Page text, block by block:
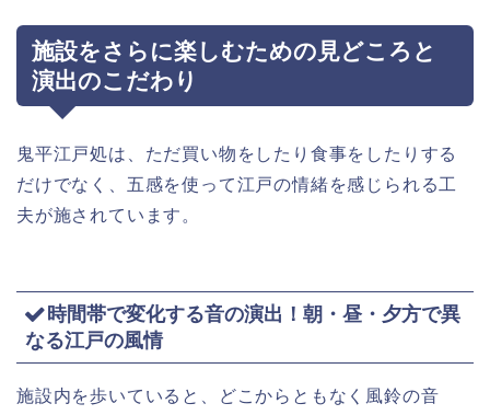
施設をさらに楽しむための見どころと
演出のこだわり
鬼平江戸処は、ただ買い物をしたり食事をしたりする
だけでなく、五感を使って江戸の情緒を感じられる工
夫が施されています。
時間帯で変化する音の演出！朝・昼・夕方で異
なる江戸の風情
施設内を歩いていると、どこからともなく風鈴の音